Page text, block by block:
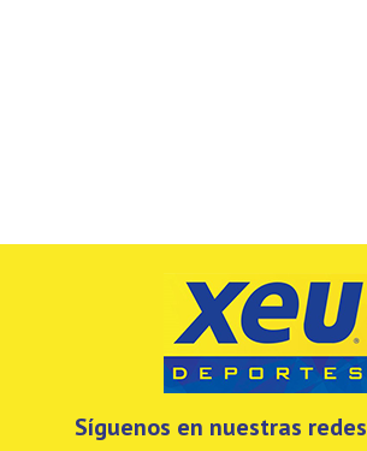
Síguenos en nuestras